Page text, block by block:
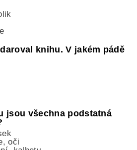
knihu. V jakém pádě
jsou všechna podstatná
oči